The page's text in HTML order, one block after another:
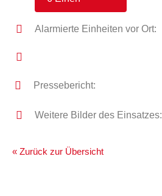
Alarmierte Einheiten vor Ort:
Pressebericht:
Weitere Bilder des Einsatzes:
« Zurück zur Übersicht